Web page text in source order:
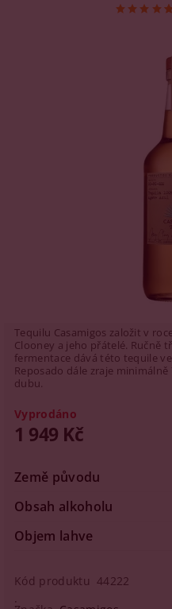
Tequilu Casamigos založit v
Clooney a jeho přátelé. Ručně
fermentace dává této tequile
Reposado dále zraje
dubu.
Vyprodáno
1 949 Kč
Země původu
Obsah alkoholu
Objem lahve
Kód produktu 44222